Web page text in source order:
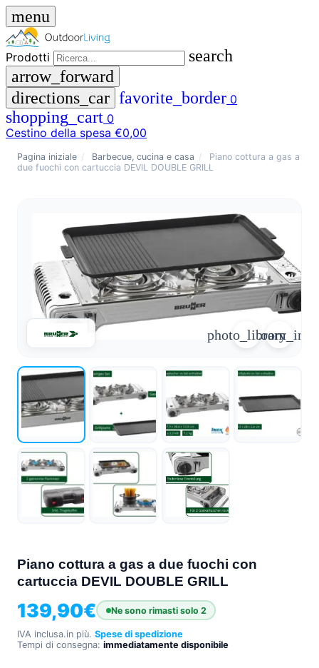
menu
Prodotti
search
arrow_forward
directions_car favorite_border 0
shopping_cart 0
Cestino della spesa €0,00
close
Prodotti
search
arrow_forward
person
Accesso
favorite_border
Elenco dei desideri
shopping_cart
Cestino della spesa
groups
Chi
siamo
mailContattateci
helpFAQ
Conversione
article gli
articoli
Assistenza
WhatsApp
Pagina iniziale / Barbecue, cucina e casa /
Piano cottura a gas a
due fuochi con cartuccia DEVIL DOUBLE GRILL
zoom_in
photo_library
Piano cottura a gas a due fuochi con
cartuccia DEVIL DOUBLE GRILL
139,90€ Ne sono rimasti solo 2
IVA inclusa.in più. Spese di spedizione
Tempi di consegna: immediatamente disponibile